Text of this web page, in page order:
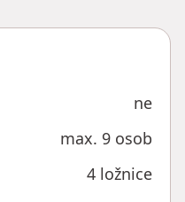
ne
max. 9 osob
4 ložnice